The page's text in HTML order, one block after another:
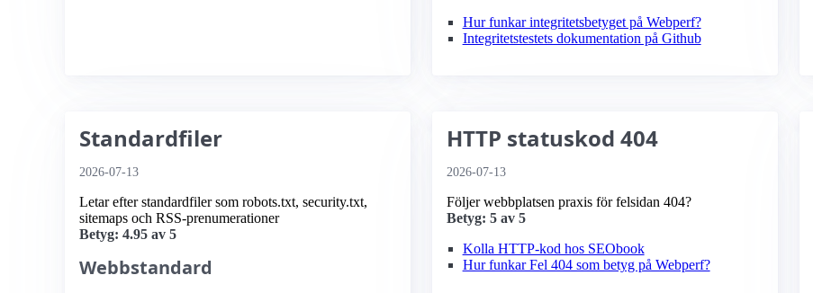
Hur funkar integritetsbetyget på Webperf?
Integritetstestets dokumentation på Github
Standardfiler
2026-07-13
Letar efter standardfiler som robots.txt, security.txt,
sitemaps och RSS-prenumerationer
Betyg: 4.95 av 5
Webbstandard
HTTP statuskod 404
2026-07-13
Följer webbplatsen praxis för felsidan 404?
Betyg: 5 av 5
Kolla HTTP-kod hos SEObook
Hur funkar Fel 404 som betyg på Webperf?